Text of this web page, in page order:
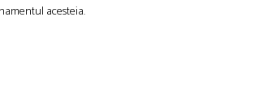
acesteia.